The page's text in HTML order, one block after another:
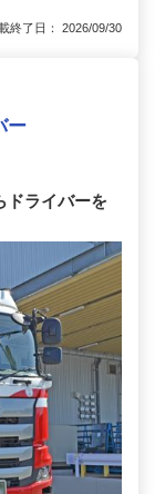
了日： 2026/09/30
ー
ドライバーを